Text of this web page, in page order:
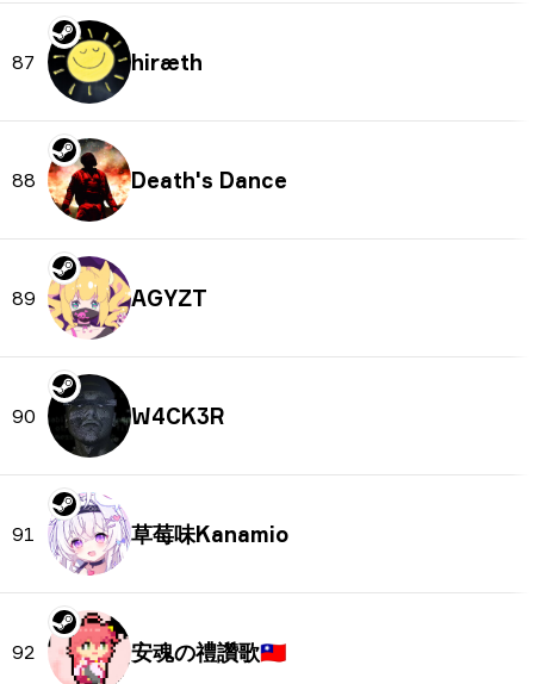
87 hiræth
88 Death's Dance
89 AGYZT
90 W4CK3R
91 草莓味Kanamio
92 安魂の禮讚歌🇹🇼